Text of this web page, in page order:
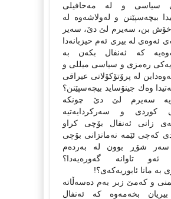
سیاسی و لە مەحافیلی
بیچەسپێنن و لەولاشەوە لە
خۆش بن، سەیرم لێ دێ، سەیر
ئەوەی لە بیری ئەم حیزبانەدا
كە ئەنفال بكەن بە
رەمزی و سیاسی میللی و
لە پرۆتۆكۆلاتی عیراقی
وەك جینۆساید بیچەسپێنن؟
سەیرم لێ دێ چونكە
كوردی و سەركردایەتیە
زانی ئەنفال بۆچی كراو
كەچی ئێمە نەمانزانی بۆچی
سەر شۆڕ بوون لە بەردەم
ئەو تاوانە گەورەیەدا؟
مانا ئابوریەكەی؟!
و كەمێ زبر بەم دەسەڵاتە
بخەمەوە كە ئەنفال